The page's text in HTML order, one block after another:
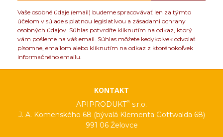
Vaše osobné údaje (email) budeme spracovávať len za týmto
účelom v súlade s platnou legislatívou a zásadami ochrany
osobných údajov. Súhlas potvrdíte kliknutím na odkaz, ktorý
vám pošleme na váš email. Súhlas môžete kedykoľvek odvolať
písomne, emailom alebo kliknutím na odkaz z ktoréhokoľvek
informačného emailu.
KONTAKT
APIPRODUKT® s.r.o.
J. A. Komenského 68 (bývalá Klementa Gottwalda 68)
991 06 Želovce